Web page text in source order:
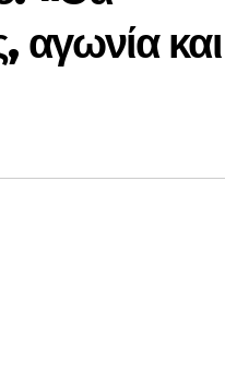
αγωνία και